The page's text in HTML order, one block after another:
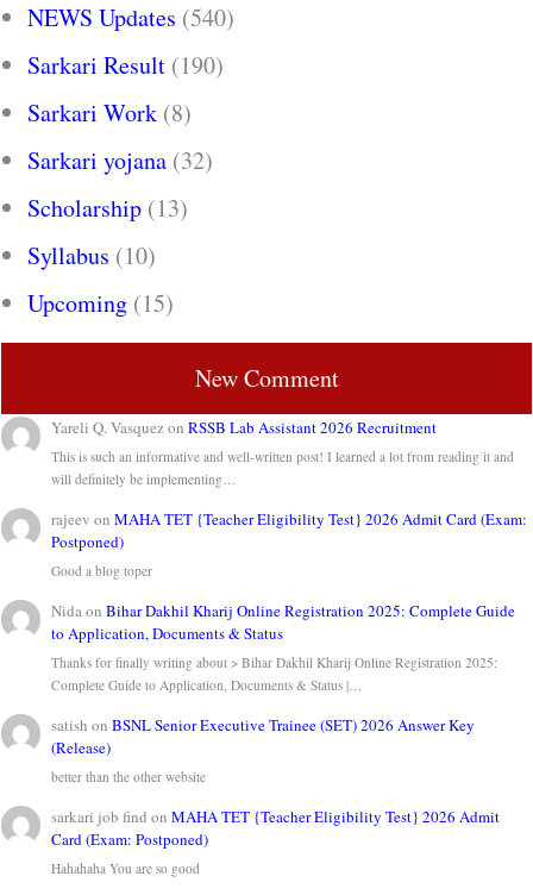
NEWS Updates (540)
Sarkari Result (190)
Sarkari Work (8)
Sarkari yojana (32)
Scholarship (13)
Syllabus (10)
Upcoming (15)
New Comment
Yareli Q. VasquezonRSSB Lab Assistant 2026 Recruitment
This is such an informative and well-written post! I learned a lot from reading it and
will definitely be implementing…
rajeev onMAHA TET {Teacher Eligibility Test} 2026 Admit Card (Exam:
Postponed)
Good a blog toper
NidaonBihar Dakhil Kharij Online Registration 2025: Complete Guide
to Application, Documents & Status
Thanks for finally writing about > Bihar Dakhil Kharij Online Registration 2025:
Complete Guide to Application, Documents & Status |…
satish onBSNL Senior Executive Trainee (SET) 2026 Answer Key
(Release)
better than the other website
sarkari job find onMAHA TET {Teacher Eligibility Test} 2026 Admit
Card (Exam: Postponed)
Hahahaha You are so good